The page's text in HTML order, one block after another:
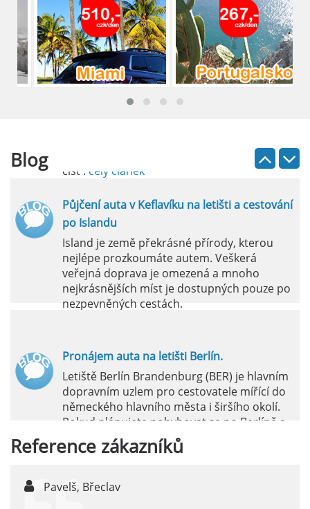
Blog
přibližně 9 km od centra Alicante.
číst :celý článek
Pronájem auta na letišti Lefkada: Kompletní
průvodce
Půjčení auta na letišti Lefkada je skvělý
číst : celý článek
Půjčení auta v Keflavíku na letišti a cestování
po Islandu
Island je země překrásné přírody, kterou
nejlépe prozkoumáte autem. Veškerá
veřejná doprava je omezená a mnoho
nejkrásnějších míst je dostupných pouze po
nezpevněných cestách.
Pronájem auta na letišti Berlín.
Letiště Berlín Brandenburg (BER) je hlavním
dopravním uzlem pro cestovatele mířící do
německého hlavního města i širšího okolí.
Pokud plánujete pohybovat se po Berlíně a
okolních regionech bez omezení, pronájem
auta přímo na letišti je ideální volbou.
Reference zákazníků
Pavelš, Břeclav